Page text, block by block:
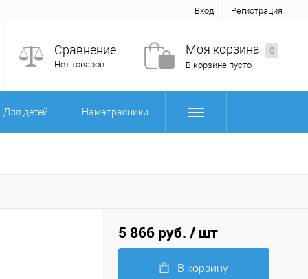
Вход Регистрация
Сравнение
Нет товаров
Моя корзина
0
В корзине пусто
Для детей Наматрасники
5 866 руб. / шт
В корзину